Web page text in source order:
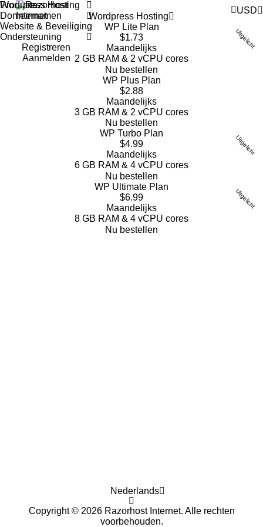
USD
Products
Domeinnamen
Website & Beveiliging
Ondersteuning
Registreren
Aanmelden
Wordpress Hosting
Wordpress Hosting
Uitgelicht
WP Lite Plan
$1.73
Maandelijks
2 GB RAM & 2 vCPU cores
Nu bestellen
WP Plus Plan
$2.88
Maandelijks
3 GB RAM & 2 vCPU cores
Nu bestellen
Uitgelicht
WP Turbo Plan
$4.99
Maandelijks
6 GB RAM & 4 vCPU cores
Nu bestellen
Uitgelicht
WP Ultimate Plan
$6.99
Maandelijks
8 GB RAM & 4 vCPU cores
Nu bestellen
Copyright © 2026 Razorhost Internet. Alle rechten
voorbehouden.
Nederlands